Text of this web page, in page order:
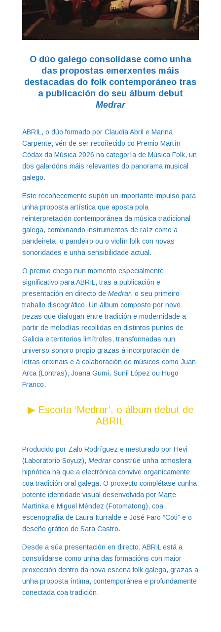
O dúo galego consolídase como unha
das propostas emerxentes máis
destacadas do folk contemporáneo tras
a publicación do seu álbum debut
Medrar
ABRIL, o dúo formado por Claudia Abril e Marina
Carpente, vén de ser recoñecido co Premio Martín
Códax da Música 2026 na categoría de Música Folk, un
dos galardóns máis relevantes do panorama musical
galego.
Este recoñecemento supón un importante impulso para
unha proposta artística que aposta pola
reinterpretación contemporánea da música tradicional
galega, combinando instrumentos de raíz como a
pandeireta, o pandeiro ou o violín folk con novas
sonoridades e unha sensibilidade actual.
O premio chega nun momento especialmente
significativo para ABRIL, tras a publicación e
presentación en directo de Medrar, o seu primeiro
traballo discográfico. Un álbum composto por nove
pezas que dialogan entre tradición e modernidade a
partir de melodías recollidas en distintos puntos de
Galicia e territorios limítrofes, transformadas nun
universo sonoro propio grazas á incorporación de
letras orixinais e á colaboración de músicos como Juan
Arca (Lontras), Joana Gumí, Sunil López ou Hugo
Franco.
▶ Escoita ‘Medrar’, o álbum debut de
ABRIL
Producido por Zalo Rodríguez e mesturado por Hevi
(Laboratorio Soyuz), Medrarconstrúe unha atmosfera
hipnótica na que a electrónica convive organicamente
coa tradición oral galega. O proxecto complétase cunha
potente identidade visual desenvolvida por Marte
Martinka e Miguel Méndez (Fotomatong), coa
escenografía de Laura Iturralde e José Faro “Coti” e o
deseño gráfico de Sara Castro.
Desde a súa presentación en directo, ABRIL está a
consolidarse como unha das formacións con maior
proxección dentro da nova escena folk galega, grazas a
unha proposta íntima, contemporánea e profundamente
conectada coa tradición.